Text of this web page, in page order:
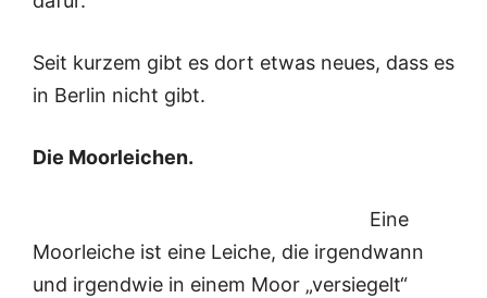
Seit kurzem gibt es dort etwas neues, dass es
in Berlin nicht gibt.
Die Moorleichen.
Eine
Moorleiche ist eine Leiche, die irgendwann
und irgendwie in einem Moor „versiegelt“